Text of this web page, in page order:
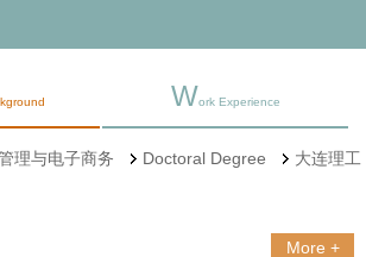
Work Experience
理与电子商务 Doctoral Degree
大连理工
More +